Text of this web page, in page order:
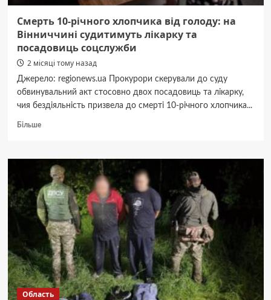
Смерть 10-річного хлопчика від голоду: на
Вінниччині судитимуть лікарку та
посадовиць соцслужби
2 місяці тому назад
Джерело: regionews.ua Прокурори скерували до суду
обвинувальний акт стосовно двох посадовиць та лікарку,
чия бездіяльність призвела до смерті 10-річного хлопчика...
БільшеДокладніше
10-
річного
хлопчика
від
голоду:
на
Вінниччині
судитимуть
лікарку
та
посадовиць
соцслужби
Область